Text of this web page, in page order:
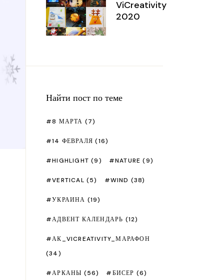
поделки
и шитье
глина
Сад
Подарки
ViCreativity
2020
Найти пост по теме
8 МАРТА (7)
14 ФЕВРАЛЯ (16)
HIGHLIGHT (9) NATURE (9)
VERTICAL (5) WIND (38)
УКРАИНА (19)
АДВЕНТ КАЛЕНДАРЬ (12)
АК_VICREATIVITY_МАРАФОН
(34)
АРКАНЫ (56) БИСЕР (6)